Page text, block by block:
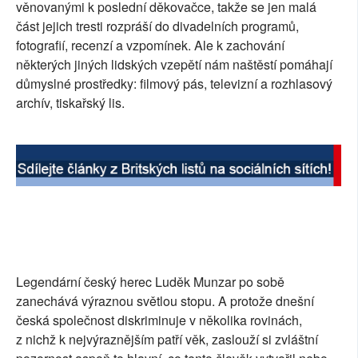
SOCIÁLNÍ SÍTĚ
RUBRIKY
PLNÁ VERZE STRÁNEK
věnovanými k poslední děkovačce, takže se jen malá
část jejich tresti rozpráší do divadelních programů,
fotografií, recenzí a vzpomínek. Ale k zachování
některých jiných lidských vzepětí nám naštěstí pomáhají
důmyslné prostředky: filmový pás, televizní a rozhlasový
archív, tiskařský lis.
Legendární český herec Luděk Munzar po sobě
zanechává výraznou světlou stopu. A protože dnešní
česká společnost diskriminuje v několika rovinách,
z nichž k nejvýraznějším patří věk, zaslouží si zvláštní